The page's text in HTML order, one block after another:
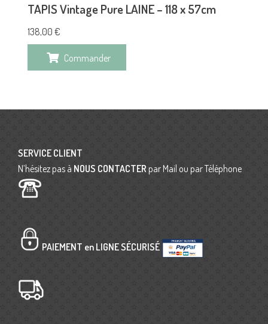
TAPIS Vintage Pure LAINE – 118 x 57cm
138,00 €
Commander
SERVICE CLIENT
N’hésitez pas à NOUS CONTACTER par Mail ou par Téléphone
PAIEMENT en LIGNE SÉCURISÉ